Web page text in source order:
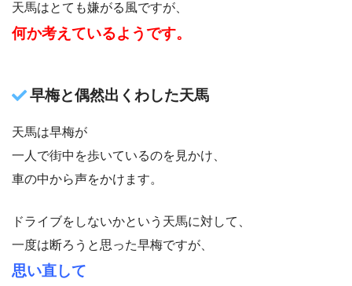
天馬はとても嫌がる風ですが、
何か考えているようです。
早梅と偶然出くわした天馬
天馬は早梅が
一人で街中を歩いているのを見かけ、
車の中から声をかけます。
ドライブをしないかという天馬に対して、
一度は断ろうと思った早梅ですが、
思い直して